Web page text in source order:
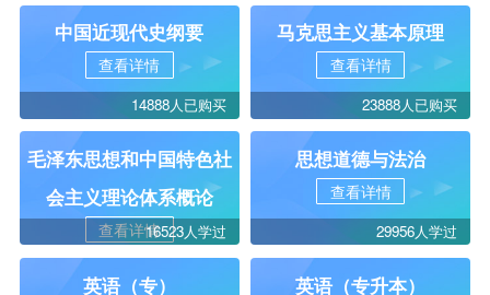
中国近现代史纲要
查看详情
14888人已购买
马克思主义基本原理
查看详情
23888人已购买
毛泽东思想和中国特色社
会主义理论体系概论
查看详情16523人学过
思想道德与法治
查看详情
29956人学过
英语（专） 英语（专升本）